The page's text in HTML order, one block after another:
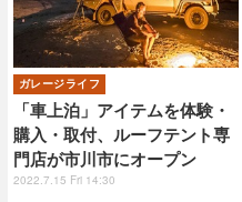
「車上泊」アイテムを体験・
購入・取付、ルーフテント専
門店が市川市にオープン
ガレージライフ
2022.7.15 Fri 14:30